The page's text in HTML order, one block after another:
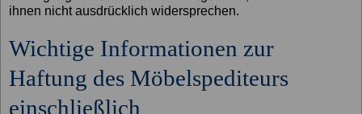
ihnen nicht ausdrücklich widersprechen.
Wichtige Informationen zur
Haftung des Möbelspediteurs
einschließlich